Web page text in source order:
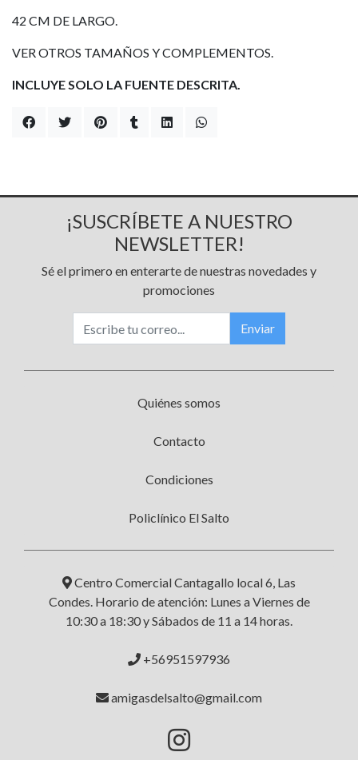
42 CM DE LARGO.
VER OTROS TAMAÑOS Y COMPLEMENTOS.
INCLUYE SOLO LA FUENTE DESCRITA.
¡SUSCRÍBETE A NUESTRO
NEWSLETTER!
Sé el primero en enterarte de nuestras novedades y
promociones
Enviar
Quiénes somos
Contacto
Condiciones
Policlínico El Salto
Centro Comercial Cantagallo local 6, Las
Condes. Horario de atención: Lunes a Viernes de
10:30 a 18:30 y Sábados de 11 a 14 horas.
+56951597936
amigasdelsalto@gmail.com